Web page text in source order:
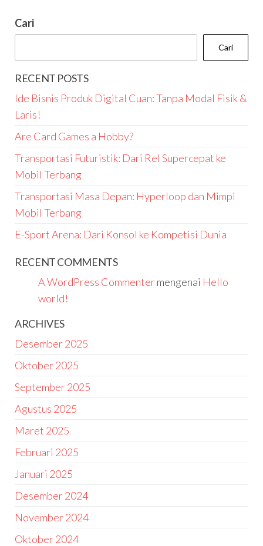
Cari
Cari
RECENT POSTS
Ide Bisnis Produk Digital Cuan: Tanpa Modal Fisik &
Laris!
Are Card Games a Hobby?
Transportasi Futuristik: Dari Rel Supercepat ke
Mobil Terbang
Transportasi Masa Depan: Hyperloop dan Mimpi
Mobil Terbang
E-Sport Arena: Dari Konsol ke Kompetisi Dunia
RECENT COMMENTS
A WordPress Commentermengenai Hello
world!
ARCHIVES
Desember 2025
Oktober 2025
September 2025
Agustus 2025
Maret 2025
Februari 2025
Januari 2025
Desember 2024
November 2024
Oktober 2024